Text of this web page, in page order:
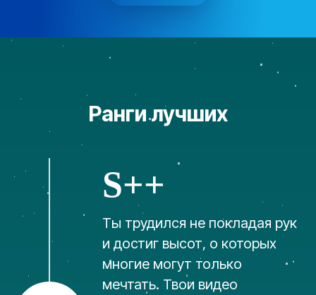
Ранги лучших
S++
Ты трудился не покладая рук
и достиг высот, о которых
многие могут только
мечтать. Твои видео